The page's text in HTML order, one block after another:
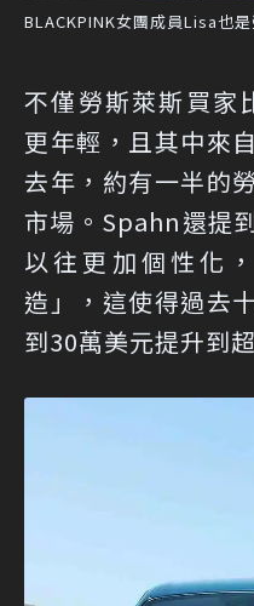
BLACKPINK女團成員Lisa也
不僅勞斯萊斯買家
更年輕，且其中來
去年，約有一半的
市場。Spahn還提
以往更加個性化
造」，這使得過去
到30萬美元提升到